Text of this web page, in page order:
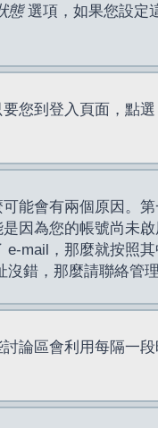
態選項，如果您設定
您到登入頁面，點選
能會有兩個原因。
因為您的帳號尚未
mail，那麼就按照
錯，那麼請聯絡管理
論區會利用每隔一